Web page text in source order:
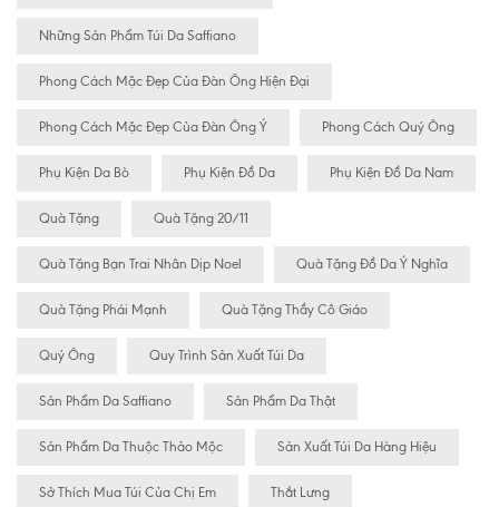
Những Sản Phẩm Túi Da Saffiano
Phong Cách Mặc Đẹp Của Đàn Ông Hiện Đại
Phong Cách Mặc Đẹp Của Đàn Ông Ý Phong Cách Quý Ông
Phụ Kiện Da Bò Phụ Kiện Đồ Da Phụ Kiện Đồ Da Nam
Quà Tặng Quà Tặng 20/11
Quà Tặng Bạn Trai Nhân Dịp Noel Quà Tặng Đồ Da Ý Nghĩa
Quà Tặng Phái Mạnh Quà Tặng Thầy Cô Giáo
Quý Ông Quy Trình Sản Xuất Túi Da
Sản Phẩm Da Saffiano Sản Phẩm Da Thật
Sản Phẩm Da Thuộc Thảo Mộc Sản Xuất Túi Da Hàng Hiệu
Sở Thích Mua Túi Của Chị Em Thắt Lưng